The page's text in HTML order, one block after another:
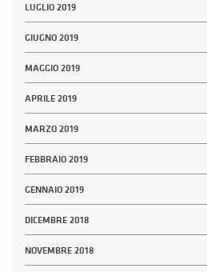
LUGLIO 2019
GIUGNO 2019
MAGGIO 2019
APRILE 2019
MARZO 2019
FEBBRAIO 2019
GENNAIO 2019
DICEMBRE 2018
NOVEMBRE 2018